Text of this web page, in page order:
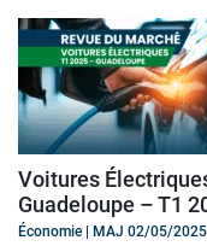
Voitures
Guadeloupe – T1
Économie | MAJ 02/05/2025